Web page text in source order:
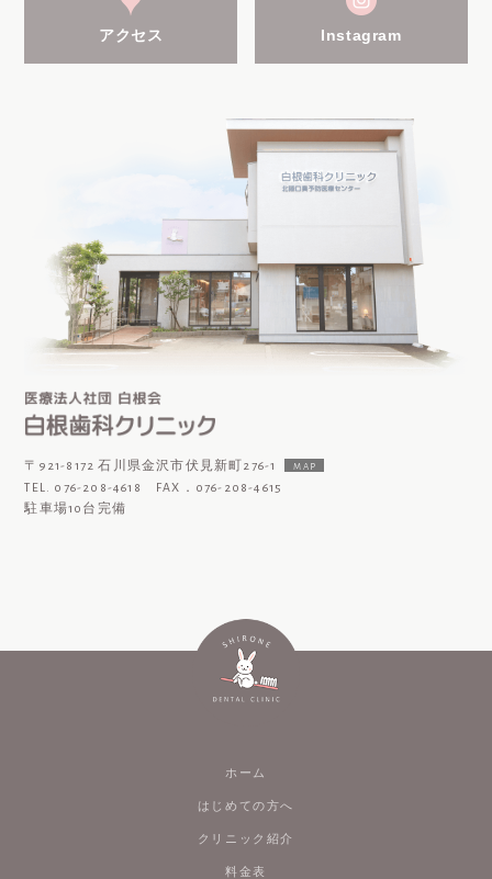
アクセス Instagram
〒921-8172 石川県金沢市伏見新町276-1 MAP
TEL. 076-208-4618 FAX．076-208-4615
駐車場10台完備
ホーム
はじめての方へ
クリニック紹介
料金表